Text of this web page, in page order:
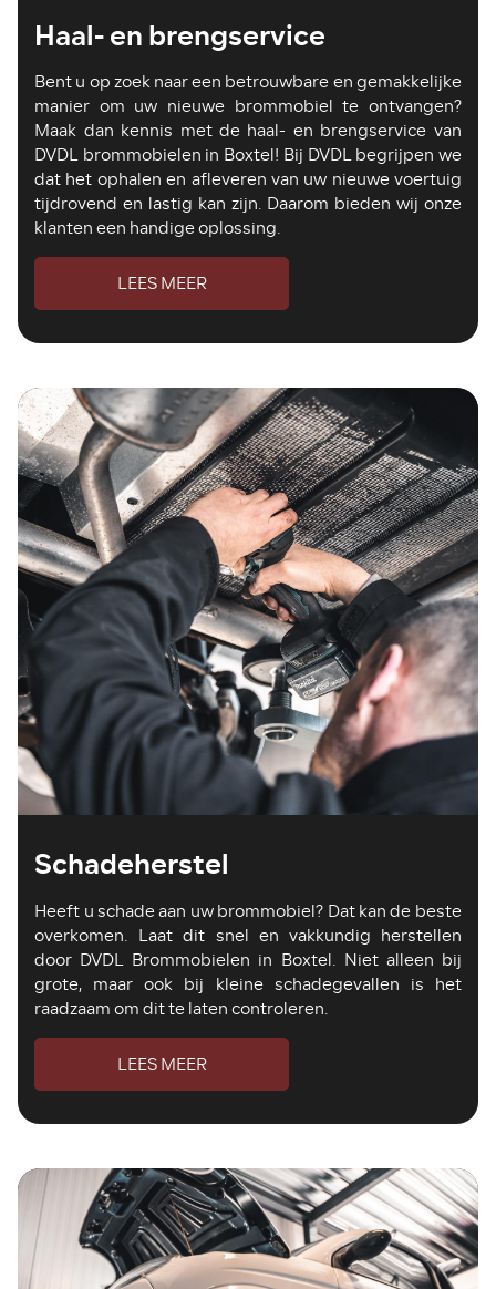
Haal- en brengservice
Bent u op zoek naar een betrouwbare en gemakkelijke
manier om uw nieuwe brommobiel te ontvangen?
Maak dan kennis met de haal- en brengservice van
DVDL brommobielen in Boxtel! Bij DVDL begrijpen we
dat het ophalen en afleveren van uw nieuwe voertuig
tijdrovend en lastig kan zijn. Daarom bieden wij onze
klanten een handige oplossing.
LEES MEER
Schadeherstel
Heeft u schade aan uw brommobiel? Dat kan de beste
overkomen. Laat dit snel en vakkundig herstellen
door DVDL Brommobielen in Boxtel. Niet alleen bij
grote, maar ook bij kleine schadegevallen is het
raadzaam om dit te laten controleren.
LEES MEER